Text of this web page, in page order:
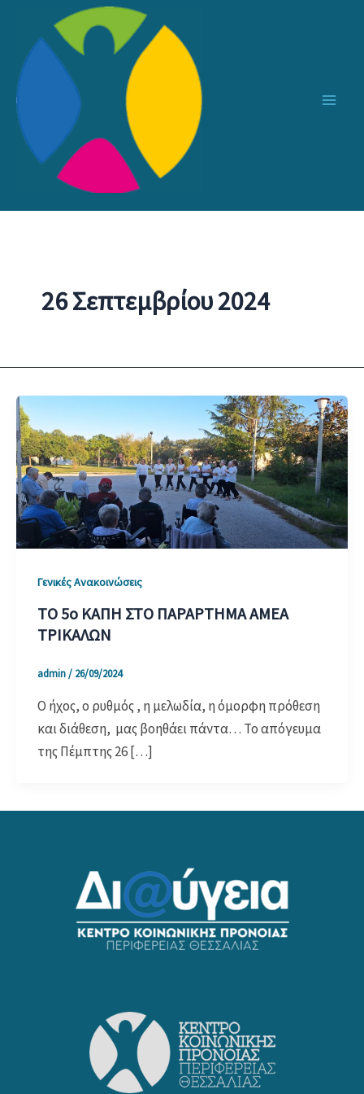
περιεχόμενο
26 Σεπτεμβρίου 2024
Γενικές Ανακοινώσεις
ΤΟ 5ο ΚΑΠΗ ΣΤΟ ΠΑΡΑΡΤΗΜΑ ΑΜΕΑ
ΤΡΙΚΑΛΩΝ
admin/ 26/09/2024
Ο ήχος, ο ρυθμός , η μελωδία, η όμορφη πρόθεση
και διάθεση, μας βοηθάει πάντα… Το απόγευμα
της Πέμπτης 26 […]